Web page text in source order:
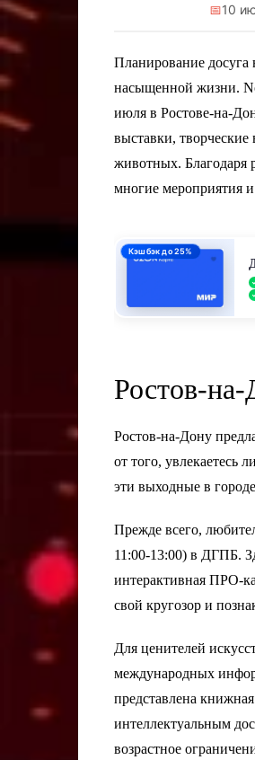
📅10
Планирование досуга
насыщенной жизни.
июля в Ростове-на-
выставки,
животных. Благодаря
многие мероприятия
Кэшбэк до 25%
Ростов-
Ростов-на-Дону
от того, увлекаетесь
эти выходные в
Прежде всего,
11:00-13:00) в ДГПБ.
интерактивная ПРО-
свой кругозор и
Для ценителей
международных
представлена
интеллектуальным
возрастное